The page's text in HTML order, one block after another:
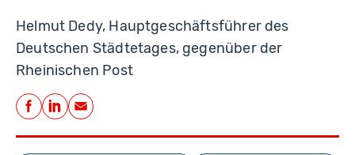
Helmut Dedy, Hauptgeschäftsführer des
Deutschen Städtetages, gegenüber der
Rheinischen Post
Teilen
Facebook
LinkedIn
E-Mail